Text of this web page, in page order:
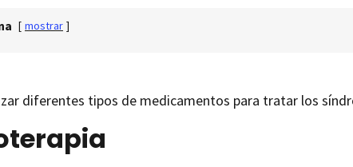
[ mostrar ]
diferentes tipos de medicamentos para tratar los